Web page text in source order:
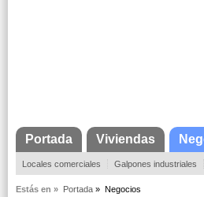
Portada Viviendas
Locales comerciales Galpones industriales
Estás en » Portada » Negocios